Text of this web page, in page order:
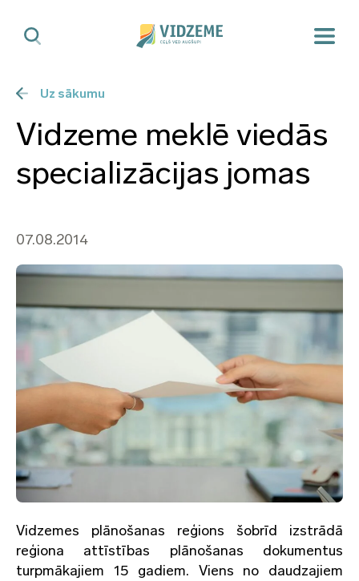
Uz sākumu
Vidzeme meklē viedās
specializācijas jomas
07.08.2014
Vidzemes plānošanas reģions šobrīd izstrādā
reģiona attīstības plānošanas dokumentus
turpmākajiem 15 gadiem. Viens no daudzajiem